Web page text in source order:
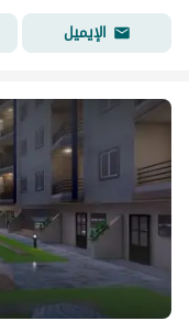
الإيميل